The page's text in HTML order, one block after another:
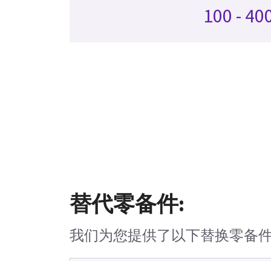
100 -
替代零备件:
我们为您提供了以下替换零备